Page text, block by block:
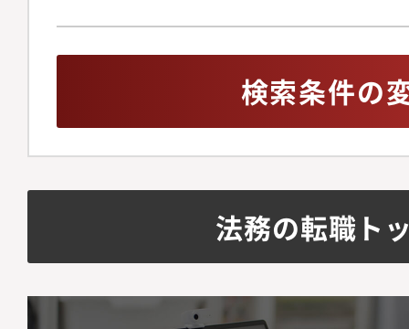
検索条件の
法務の転職ト